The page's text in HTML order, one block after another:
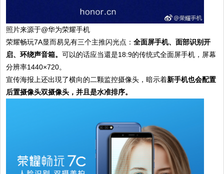
照片来源于@华为荣耀手机
荣耀畅玩7A显而易见有三个主推闪光点：全面屏手机、面部识别开
启、环绕声音箱。可以的话应当還是18:9的传统式全面屏手机，屏幕
分辨率1440×720。
宣传海报上还出現了横向的二颗监控摄像头，暗示着新手机也会配置
后置摄像头双摄像头，并且是水准排序。